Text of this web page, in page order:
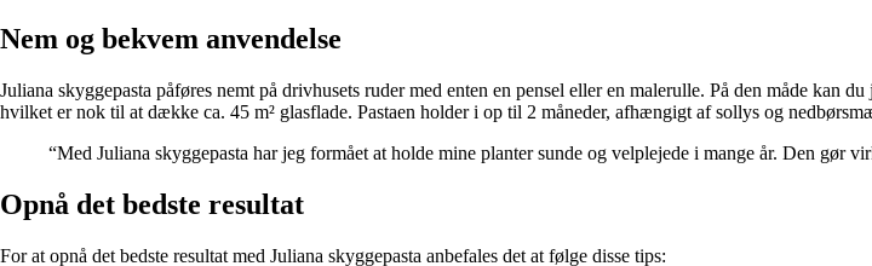
Nem og bekvem anvendelse
Juliana skyggepasta påføres nemt på drivhusets ruder med enten en pensel eller en malerulle. På den måde
hvilket er nok til at dække ca. 45 m² glasflade. Pastaen holder i op til 2 måneder, afhængigt af sollys og
“Med Juliana skyggepasta har jeg formået at holde mine planter sunde og velplejede i mange år. Den gør
Opnå det bedste resultat
For at opnå det bedste resultat med Juliana skyggepasta anbefales det at følge disse tips: